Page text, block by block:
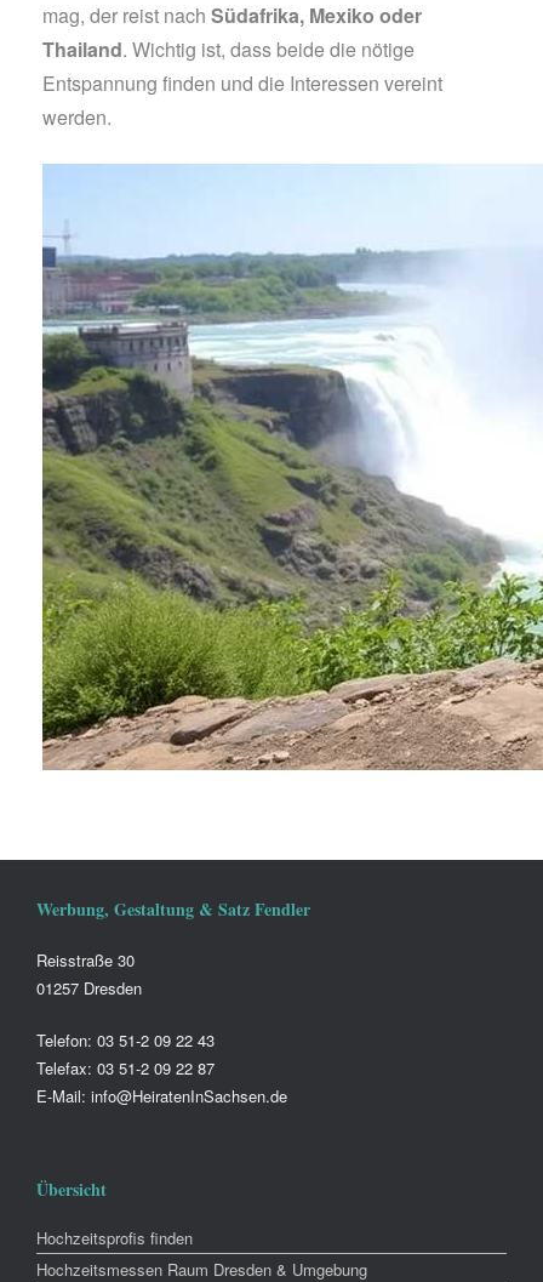
mag, der reist nach Südafrika, Mexiko oder
Thailand. Wichtig ist, dass beide die nötige
Entspannung finden und die Interessen vereint
werden.
Werbung, Gestaltung & Satz Fendler
Reisstraße 30
01257 Dresden
Telefon: 03 51-2 09 22 43
Telefax: 03 51-2 09 22 87
E-Mail: info@HeiratenInSachsen.de
Übersicht
Hochzeitsprofis finden
Hochzeitsmessen Raum Dresden & Umgebung